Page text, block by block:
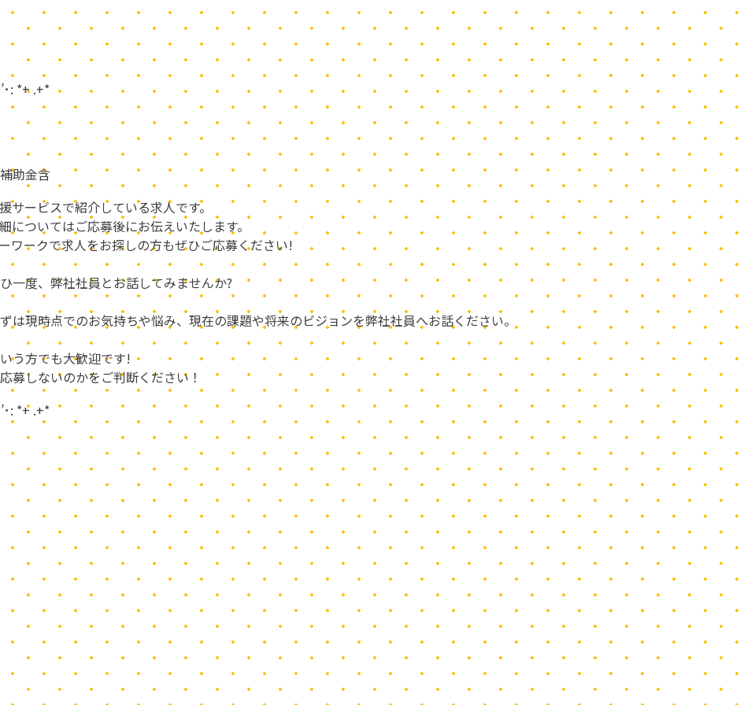
･: *+ .+*
助金含
ービスで紹介している求人です。
ついてはご応募後にお伝えいたします。
ワークで求人をお探しの方もぜひご応募ください!
一度、弊社社員とお話してみませんか?
は現時点でのお気持ちや悩み、現在の課題や将来のビジョンを弊社社員へお話ください。
う方でも大歓迎です!
募しないのかをご判断ください！
･: *+ .+*